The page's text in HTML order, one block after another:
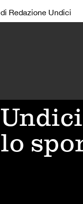
di Redazione Undici
lo